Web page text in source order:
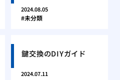
2024.08.05
未分類
鍵交換のDIYガイド
2024.07.11